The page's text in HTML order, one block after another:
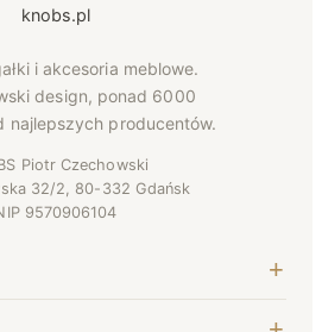
knobs.pl
i akcesoria meblowe.
design, ponad 6000
najlepszych producentów.
Piotr Czechowski
32/2, 80-332 Gdańsk
9570906104